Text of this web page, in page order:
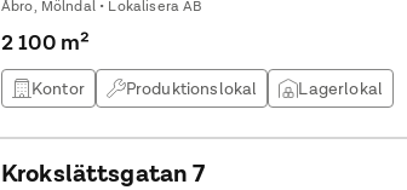
Åbro, Mölndal • Lokalisera AB
2 100 m²
Kontor Produktionslokal Lagerlokal
Krokslättsgatan 7